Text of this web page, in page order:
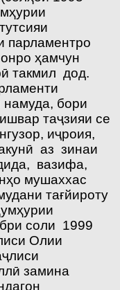
парламентро
ҳамчун
такмил дод.
намуда, бори
таҷзияи се
иҷроия,
аз зинаи
вазифа,
мушаххас
тағйироту
соли 1999
Олии
замина